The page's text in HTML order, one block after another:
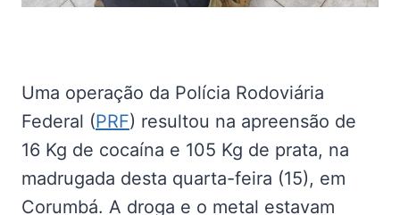
Uma operação da Polícia Rodoviária
Federal (PRF) resultou na apreensão de
16 Kg de cocaína e 105 Kg de prata, na
madrugada desta quarta-feira (15), em
Corumbá. A droga e o metal estavam